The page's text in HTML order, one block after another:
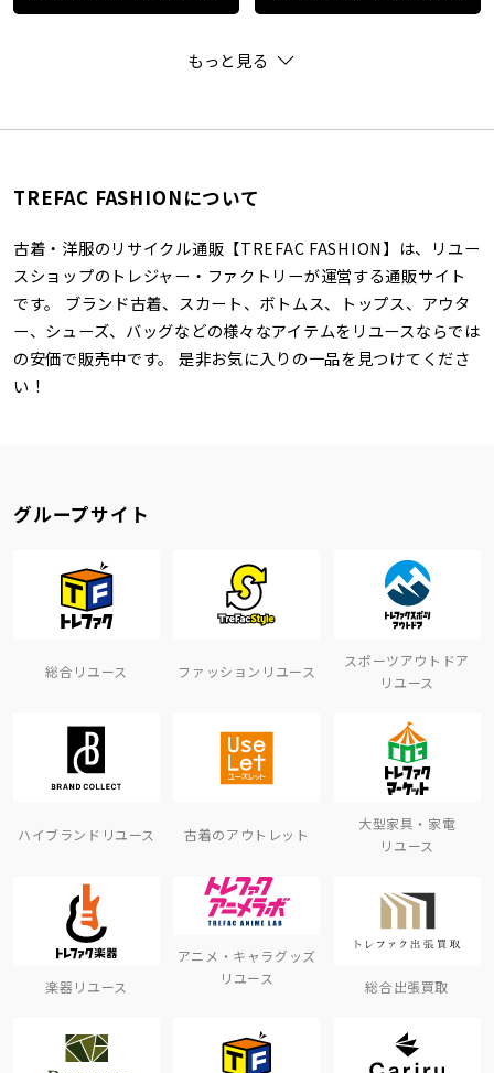
もっと見る
TREFAC FASHIONについて
古着・洋服のリサイクル通販【TREFAC FASHION】は、リユー
スショップのトレジャー・ファクトリーが運営する通販サイト
です。 ブランド古着、スカート、ボトムス、トップス、アウタ
ー、シューズ、バッグなどの様々なアイテムをリユースならでは
の安価で販売中です。 是非お気に入りの一品を見つけてくださ
い！
グループサイト
総合リユース ファッションリユース
スポーツアウトドア
リユース
ハイブランドリユース 古着のアウトレット
大型家具・家電
リユース
楽器リユース
アニメ・キャラグッズ
リユース
総合出張買取